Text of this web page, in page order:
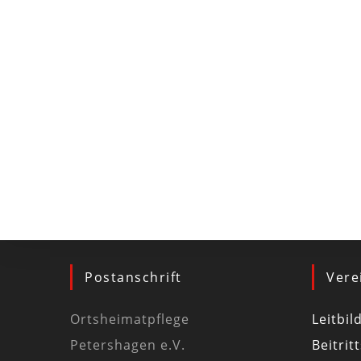
Postanschrift
Ortsheimatpflege
Petershagen e.V.